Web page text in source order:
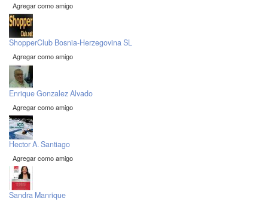
Agregar como amigo
ShopperClub Bosnia-Herzegovina SL
Agregar como amigo
Enrique Gonzalez Alvado
Agregar como amigo
Hector A. Santiago
Agregar como amigo
Sandra Manrique